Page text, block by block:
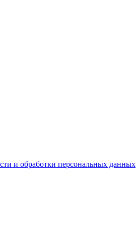
и обработки персональных данных